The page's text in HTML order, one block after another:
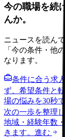
今の職場を続
んか。
ニュースを読ん
「今の条件・他
なります。
条件に合う求
ず、希望条件と
場の悩みを30秒で
次の一歩を整理し
地域・経験年数
きます。 進む